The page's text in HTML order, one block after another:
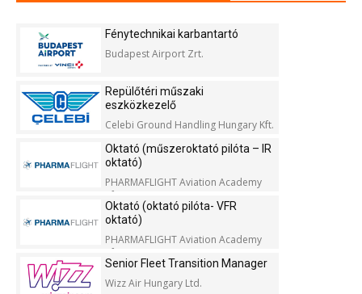
Fénytechnikai karbantartó
Budapest Airport Zrt.
Repülőtéri műszaki
eszközkezelő
Celebi Ground Handling Hungary Kft.
Oktató (műszeroktató pilóta – IR
oktató)
PHARMAFLIGHT Aviation Academy
Kft.
Oktató (oktató pilóta- VFR
oktató)
PHARMAFLIGHT Aviation Academy
Kft.
Senior Fleet Transition Manager
Wizz Air Hungary Ltd.